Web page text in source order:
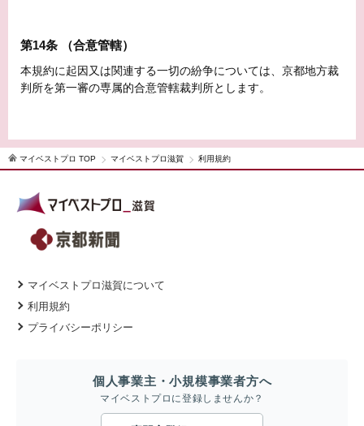
第14条 （合意管轄）
本規約に起因又は関連する一切の紛争については、京都地方裁
判所を第一審の専属的合意管轄裁判所とします。
マイベストプロ TOP マイベストプロ滋賀 利用規約
マイベストプロ滋賀について
利用規約
プライバシーポリシー
個人事業主・小規模事業者方へ
マイベストプロに登録しませんか？